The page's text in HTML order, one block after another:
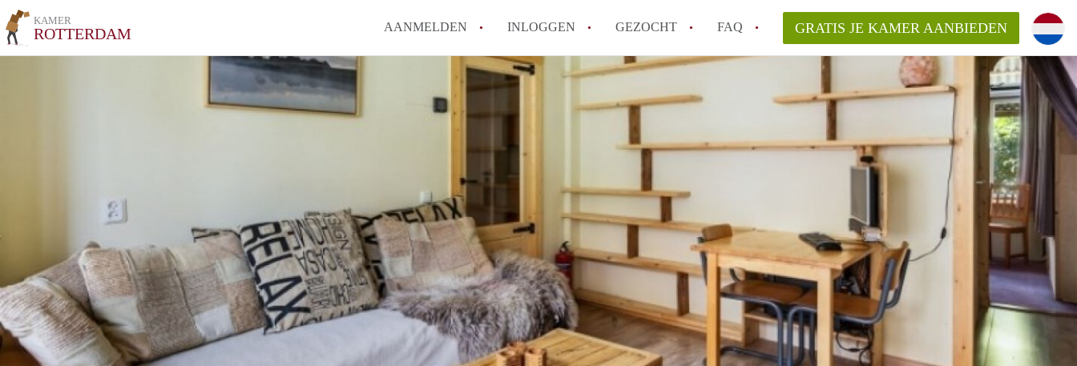
KAMER
ROTTERDAM AANMELDEN INLOGGEN GEZOCHT FAQ
Moet ik mij inschrijven bij de gemeente als ik een kamer huur in
Rotterdam?
Wat kost een studentenkamer gemiddeld in Rotterdam?
In welke wijken van Rotterdam kan ik het beste wonen als student?
Hoe vind ik een kamer in Rotterdam?
Alle veelgestelde vragen
GRATIS JE KAMER AANBIEDEN